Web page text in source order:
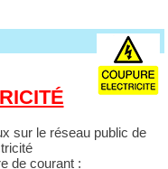
sur le réseau public de
de courant :